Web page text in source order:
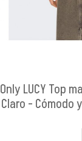
Only LUCY Top
Claro - Cómodo